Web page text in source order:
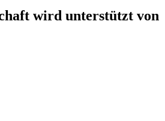
wird unterstützt von